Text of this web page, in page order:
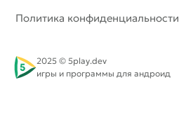
Политика конфиденциальности
2025 © 5play.dev
игры и программы для андроид